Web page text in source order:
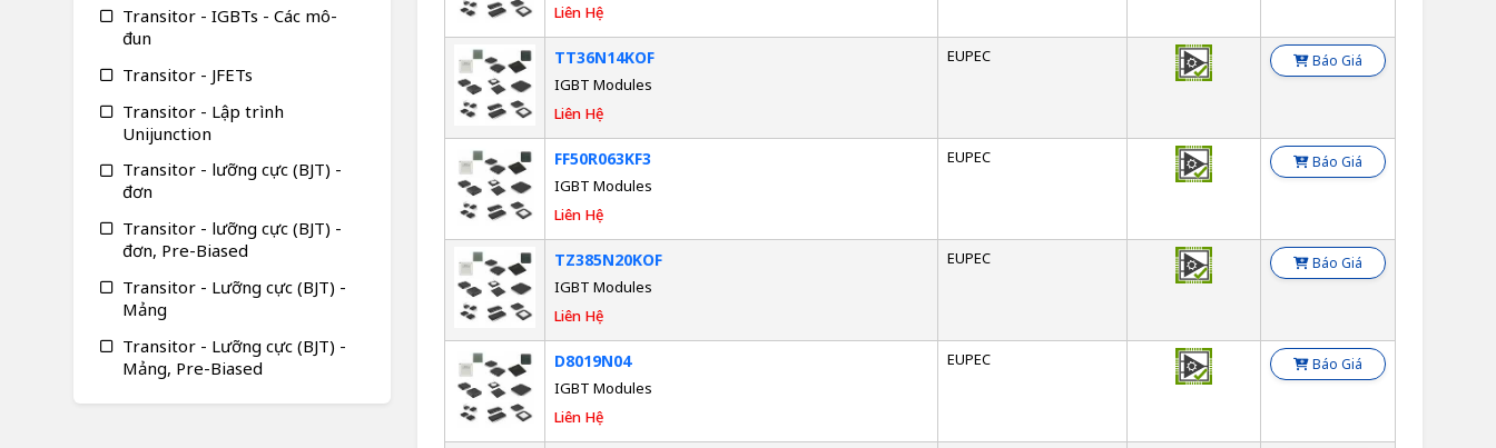
Liên Hệ
TT36N14KOF
IGBT Modules
Liên Hệ
EUPEC Báo Giá
FF50R063KF3
IGBT Modules
Liên Hệ
EUPEC Báo Giá
TZ385N20KOF
IGBT Modules
Liên Hệ
EUPEC Báo Giá
D8019N04
IGBT Modules
Liên Hệ
EUPEC Báo Giá
Transitor - IGBTs - Các mô-
đun
Transitor - JFETs
Transitor - Lập trình
Unijunction
Transitor - lưỡng cực (BJT) -
đơn
Transitor - lưỡng cực (BJT) -
đơn, Pre-Biased
Transitor - Lưỡng cực (BJT) -
Mảng
Transitor - Lưỡng cực (BJT) -
Mảng, Pre-Biased